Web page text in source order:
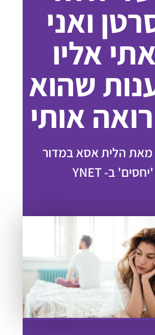
ואני
אליו
שהוא
אותי
הלית אסא במדור
'יחסים' ב- YNET